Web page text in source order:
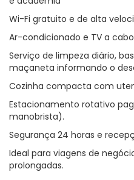
Wi-Fi gratuito e de alta
Ar-condicionado e TV a cabo
Serviço de limpeza diário,
maçaneta informando o
Cozinha compacta com
Estacionamento rotativo
manobrista).
Segurança 24 horas e
Ideal para viagens de
prolongadas.